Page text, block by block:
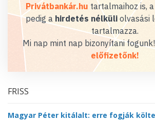
Privátbankár.hu tartalmaihoz is,
pedig a hirdetés nélküliolvasási
tartalmazza.
Mi nap mint nap bizonyítani fogunk!
előfizetőnk!
FRISS
Magyar Péter kitálalt: erre fogják